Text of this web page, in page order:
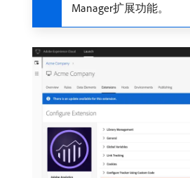
Manager扩展功能。